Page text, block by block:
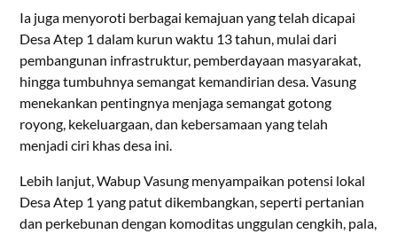
Ia juga menyoroti berbagai kemajuan yang telah dicapai
Desa Atep 1 dalam kurun waktu 13 tahun, mulai dari
pembangunan infrastruktur, pemberdayaan masyarakat,
hingga tumbuhnya semangat kemandirian desa. Vasung
menekankan pentingnya menjaga semangat gotong
royong, kekeluargaan, dan kebersamaan yang telah
menjadi ciri khas desa ini.
Lebih lanjut, Wabup Vasung menyampaikan potensi lokal
Desa Atep 1 yang patut dikembangkan, seperti pertanian
dan perkebunan dengan komoditas unggulan cengkih, pala,